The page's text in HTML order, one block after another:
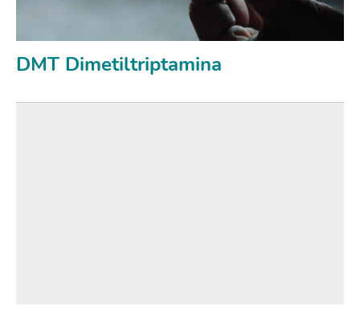
DMT Dimetiltriptamina